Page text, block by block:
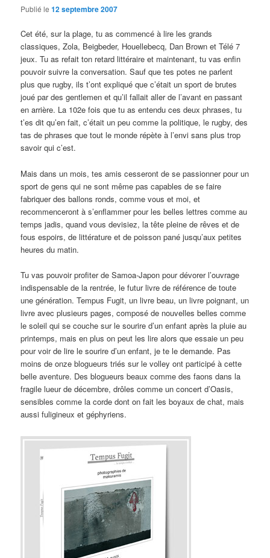
Publié le12 septembre 2007
Cet été, sur la plage, tu as commencé à lire les grands
classiques, Zola, Beigbeder, Houellebecq, Dan Brown et Télé 7
jeux. Tu as refait ton retard littéraire et maintenant, tu vas enfin
pouvoir suivre la conversation. Sauf que tes potes ne parlent
plus que rugby, ils t’ont expliqué que c’était un sport de brutes
joué par des gentlemen et qu’il fallait aller de l’avant en passant
en arrière. La 102e fois que tu as entendu ces deux phrases, tu
t’es dit qu’en fait, c’était un peu comme la politique, le rugby, des
tas de phrases que tout le monde répète à l’envi sans plus trop
savoir qui c’est.
Mais dans un mois, tes amis cesseront de se passionner pour un
sport de gens qui ne sont même pas capables de se faire
fabriquer des ballons ronds, comme vous et moi, et
recommenceront à s’enflammer pour les belles lettres comme au
temps jadis, quand vous devisiez, la tête pleine de rêves et de
fous espoirs, de littérature et de poisson pané jusqu’aux petites
heures du matin.
Tu vas pouvoir profiter de Samoa-Japon pour dévorer l’ouvrage
indispensable de la rentrée, le futur livre de référence de toute
une génération. Tempus Fugit, un livre beau, un livre poignant, un
livre avec plusieurs pages, composé de nouvelles belles comme
le soleil qui se couche sur le sourire d’un enfant après la pluie au
printemps, mais en plus on peut les lire alors que essaie un peu
pour voir de lire le sourire d’un enfant, je te le demande. Pas
moins de onze blogueurs triés sur le volley ont participé à cette
belle aventure. Des blogueurs beaux comme des faons dans la
fragile lueur de décembre, drôles comme un concert d’Oasis,
sensibles comme la corde dont on fait les boyaux de chat, mais
aussi fuligineux et géphyriens.